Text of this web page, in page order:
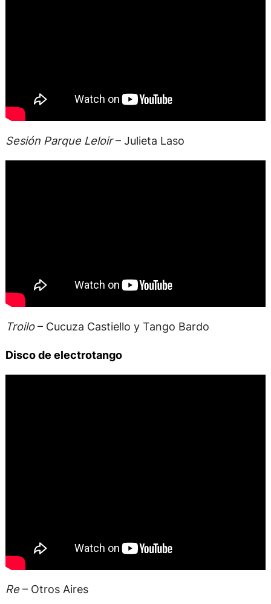
Sesión Parque Leloir– Julieta Laso
Troilo– Cucuza Castiello y Tango Bardo
Disco de electrotango
Re– Otros Aires